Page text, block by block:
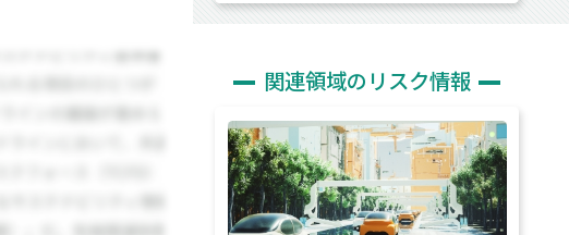
関連領域のリスク情報